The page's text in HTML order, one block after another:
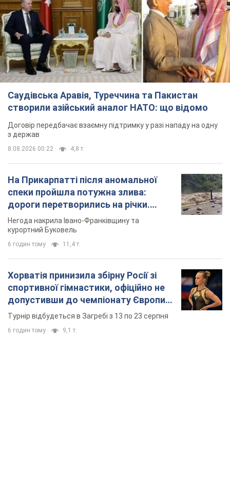
Саудівська Аравія, Туреччина та Пакистан
створили азійський аналог НАТО: що відомо
Договір передбачає взаємну підтримку у разі нападу на одну
з держав
8.08.2026 00:22 4,8 т.
На Прикарпатті після аномальної
спеки пройшла потужна злива:
дороги перетворились на річки.
Відео
Негода накрила Івано-Франківщину та
курортний Буковель
6 годин тому 11,4 т.
Хорватія принизила збірну Росії зі
спортивної гімнастики, офіційно не
допустивши до чемпіонату Європи
основних спортсменів
Турнір відбудеться в Загребі з 13 по 23 серпня
6 годин тому 9,1 т.